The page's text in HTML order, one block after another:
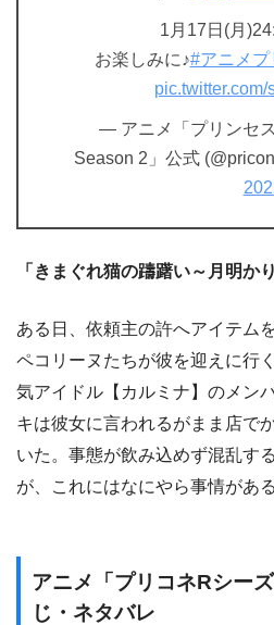
1月17日(月
お楽しみに♪#アニメプ
— アニメ「プリンセ
Season 2」公式
「きまぐれ猫の躊躇い～月明か
ある日、依頼主の許へアイテム
ペコリーヌたちが彼を迎えに行
気アイドル【カルミナ】のメン
キは彼女に言われるがまま店で
いた。事態が飲み込めず混乱す
が、これにはなにやら事情があ
アニメ「プリコネRシー
じ・ネタバレ